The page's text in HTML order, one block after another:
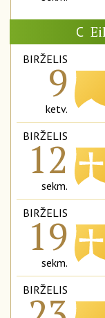
C
BIRŽELIS
9
ketv.
BIRŽELIS
12
sekm.
BIRŽELIS
19
sekm.
BIRŽELIS